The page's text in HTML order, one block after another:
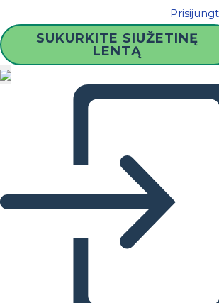
SUKURKITE SIUŽETINĘ
LENTĄ